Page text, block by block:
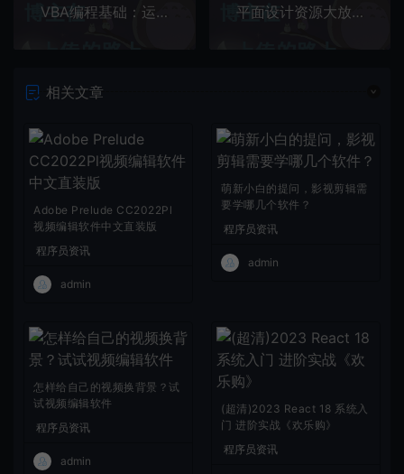
VBA编程基础：运算符
平面设计资源大放送：15款PS黑科技插件！你对哪款心动了呢？
相关文章
Adobe Prelude CC2022Pl
视频编辑软件中文直装版
程序员资讯
admin
萌新小白的提问，影视剪辑需
要学哪几个软件？
程序员资讯
admin
怎样给自己的视频换背景？试
试视频编辑软件
程序员资讯
admin
(超清)2023 React 18 系统入
门 进阶实战《欢乐购》
程序员资讯